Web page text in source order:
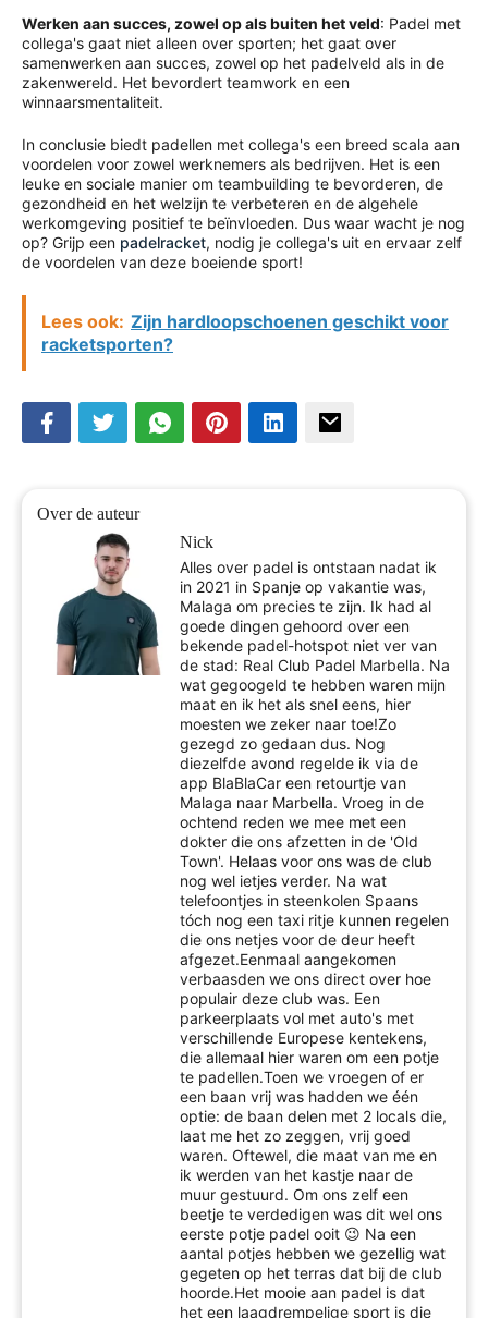
Werken aan succes, zowel op als buiten het veld: Padel met
collega's gaat niet alleen over sporten; het gaat over
samenwerken aan succes, zowel op het padelveld als in de
zakenwereld. Het bevordert teamwork en een
winnaarsmentaliteit.
In conclusie biedt padellen met collega's een breed scala aan
voordelen voor zowel werknemers als bedrijven. Het is een
leuke en sociale manier om teambuilding te bevorderen, de
gezondheid en het welzijn te verbeteren en de algehele
werkomgeving positief te beïnvloeden. Dus waar wacht je nog
op? Grijp een padelracket, nodig je collega's uit en ervaar zelf
de voordelen van deze boeiende sport!
Lees ook: Zijn hardloopschoenen geschikt voor
racketsporten?
Over de auteur
Nick
Alles over padel is ontstaan nadat ik
in 2021 in Spanje op vakantie was,
Malaga om precies te zijn. Ik had al
goede dingen gehoord over een
bekende padel-hotspot niet ver van
de stad: Real Club Padel Marbella. Na
wat gegoogeld te hebben waren mijn
maat en ik het als snel eens, hier
moesten we zeker naar toe!Zo
gezegd zo gedaan dus. Nog
diezelfde avond regelde ik via de
app BlaBlaCar een retourtje van
Malaga naar Marbella. Vroeg in de
ochtend reden we mee met een
dokter die ons afzetten in de 'Old
Town'. Helaas voor ons was de club
nog wel ietjes verder. Na wat
telefoontjes in steenkolen Spaans
tóch nog een taxi ritje kunnen regelen
die ons netjes voor de deur heeft
afgezet.Eenmaal aangekomen
verbaasden we ons direct over hoe
populair deze club was. Een
parkeerplaats vol met auto's met
verschillende Europese kentekens,
die allemaal hier waren om een potje
te padellen.Toen we vroegen of er
een baan vrij was hadden we één
optie: de baan delen met 2 locals die,
laat me het zo zeggen, vrij goed
waren. Oftewel, die maat van me en
ik werden van het kastje naar de
muur gestuurd. Om ons zelf een
beetje te verdedigen was dit wel ons
eerste potje padel ooit 😉 Na een
aantal potjes hebben we gezellig wat
gegeten op het terras dat bij de club
hoorde.Het mooie aan padel is dat
het een laagdrempelige sport is die